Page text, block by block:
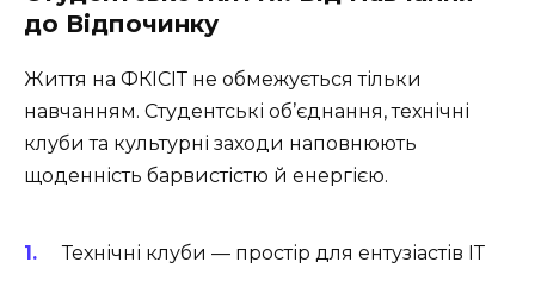
до Відпочинку
Життя на ФКІСІТ не обмежується тільки
навчанням. Студентські об’єднання, технічні
клуби та культурні заходи наповнюють
щоденність барвистістю й енергією.
Технічні клуби — простір для ентузіастів ІТ